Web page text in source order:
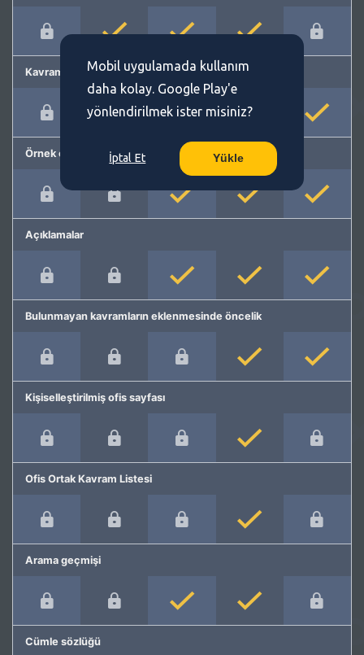
Kavram önerme
Örnek cümleler
Açıklamalar
Bulunmayan kavramların eklenmesinde öncelik
Kişiselleştirilmiş ofis sayfası
Ofis Ortak Kavram Listesi
Arama geçmişi
Cümle sözlüğü
Mobil uygulamada kullanım
daha kolay. Google Play'e
yönlendirilmek ister misiniz?
İptal Et Yükle